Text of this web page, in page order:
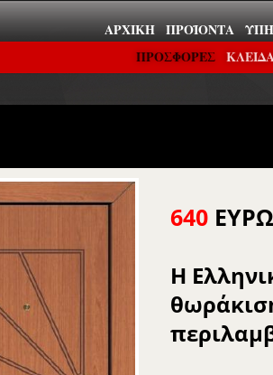
ΑΡΧΙΚΉ ΠΡΟΪΌΝΤΑ
ΠΡΟΣΦΟΡΕΣ
640
Η